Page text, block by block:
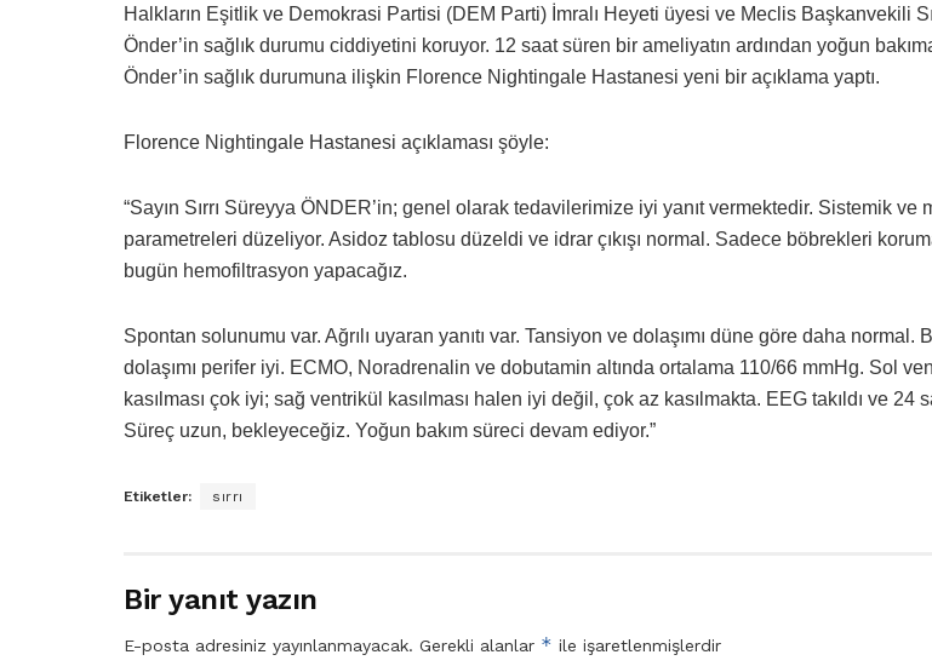
Halkların Eşitlik ve Demokrasi Partisi (DEM Parti) İmralı Heyeti üyesi ve Meclis Başkanvekili
Önder’in sağlık durumu ciddiyetini koruyor. 12 saat süren bir ameliyatın ardından yoğun
Önder’in sağlık durumuna ilişkin Florence Nightingale Hastanesi yeni bir açıklama yaptı.
Florence Nightingale Hastanesi açıklaması şöyle:
“Sayın Sırrı Süreyya ÖNDER’in; genel olarak tedavilerimize iyi yanıt vermektedir. Sistemik ve
parametreleri düzeliyor. Asidoz tablosu düzeldi ve idrar çıkışı normal. Sadece böbrekleri
bugün hemofiltrasyon yapacağız.
Spontan solunumu var. Ağrılı uyaran yanıtı var. Tansiyon ve dolaşımı düne göre daha normal.
dolaşımı perifer iyi. ECMO, Noradrenalin ve dobutamin altında ortalama 110/66 mmHg. Sol
kasılması çok iyi; sağ ventrikül kasılması halen iyi değil, çok az kasılmakta. EEG takıldı ve 24
Süreç uzun, bekleyeceğiz. Yoğun bakım süreci devam ediyor.”
Etiketler: sırrı
Bir yanıt yazın
E-posta adresiniz yayınlanmayacak. Gerekli alanlar * ile işaretlenmişlerdir